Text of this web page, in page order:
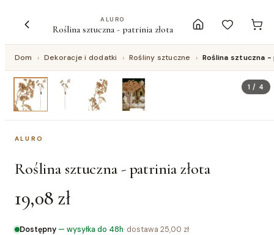
ALURO
Roślina sztuczna - patrinia złota
Dom › Dekoracje i dodatki › Rośliny sztuczne › Roślina sztuczna
1 / 4
ALURO
Roślina sztuczna - patrinia złota
19,08 zł
Dostępny — wysyłka do 48h· dostawa 25,00 zł